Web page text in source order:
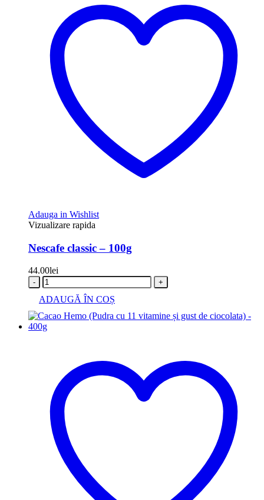
Adauga in Wishlist
Vizualizare rapida
Nescafe classic – 100g
44.00lei
- +
ADAUGĂ ÎN COȘ